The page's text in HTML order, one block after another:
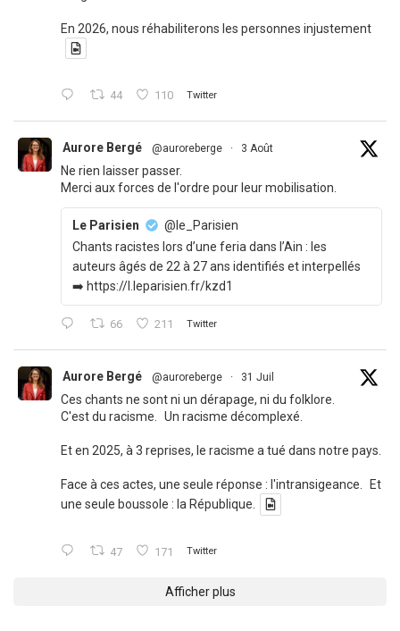
En 2026, nous réhabiliterons les personnes injustement
44 110 Twitter
Aurore Bergé @auroreberge · 3 Août
Ne rien laisser passer.
Merci aux forces de l'ordre pour leur mobilisation.
Le Parisien
@le_Parisien
Chants racistes lors d’une feria dans l’Ain : les
auteurs âgés de 22 à 27 ans identifiés et interpellés
➡️ https://l.leparisien.fr/kzd1
66 211 Twitter
Aurore Bergé @auroreberge · 31 Juil
Ces chants ne sont ni un dérapage, ni du folklore.
C'est du racisme. Un racisme décomplexé.
Et en 2025, à 3 reprises, le racisme a tué dans notre pays.
Face à ces actes, une seule réponse : l'intransigeance. Et
une seule boussole : la République.
47 171 Twitter
Afficher plus